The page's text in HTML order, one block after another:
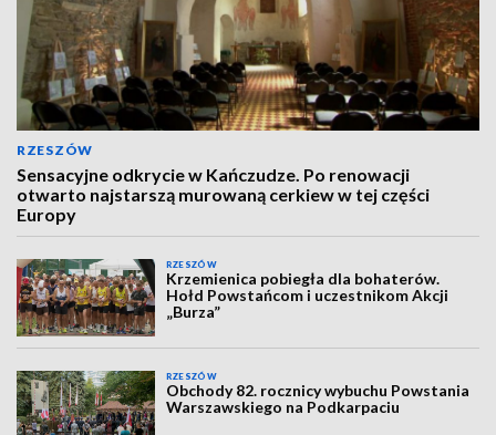
RZESZÓW
Sensacyjne odkrycie w Kańczudze. Po renowacji
otwarto najstarszą murowaną cerkiew w tej części
Europy
RZESZÓW
Krzemienica pobiegła dla bohaterów.
Hołd Powstańcom i uczestnikom Akcji
„Burza”
RZESZÓW
Obchody 82. rocznicy wybuchu Powstania
Warszawskiego na Podkarpaciu